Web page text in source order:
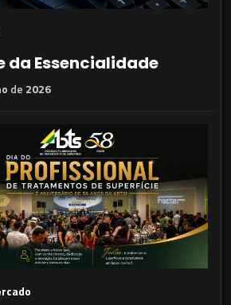
da Essencialidade
de 2026